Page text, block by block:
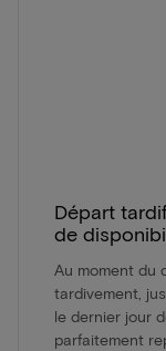
Départ
de
Au moment du
tardivement,
le dernier jour
parfaitement